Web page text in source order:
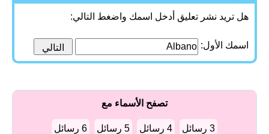
هل تريد نشر تعليق أدخل اسمك واضغط التالي:
اسمك الأول:
تصفح الأسماء مع
3 رسائل 4 رسائل 5 رسائل 6 رسائل